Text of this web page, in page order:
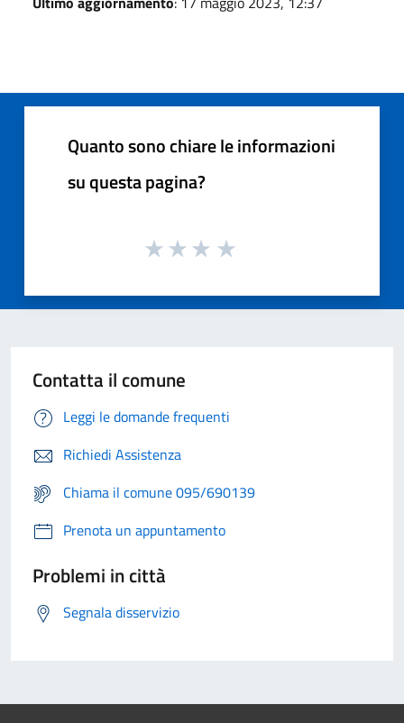
Quanto sono chiare le informazioni
su questa pagina?
Contatta il comune
Leggi le domande frequenti
Richiedi Assistenza
Chiama il comune 095/690139
Prenota un appuntamento
Problemi in città
Segnala disservizio